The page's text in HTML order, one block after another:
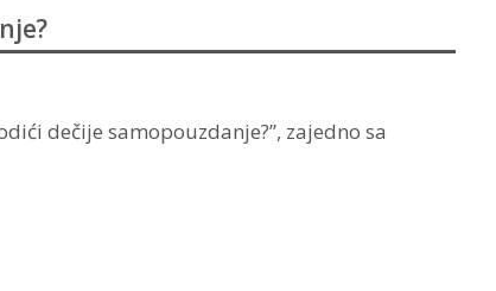
dečije samopouzdanje?”, zajedno sa